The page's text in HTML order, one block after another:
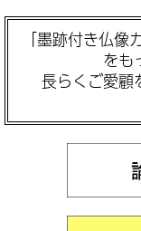
「墨跡付き仏
をも
長らくご愛顧